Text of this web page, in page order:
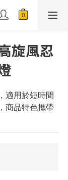
旋風忍
適用於短時間
商品特色攜帶